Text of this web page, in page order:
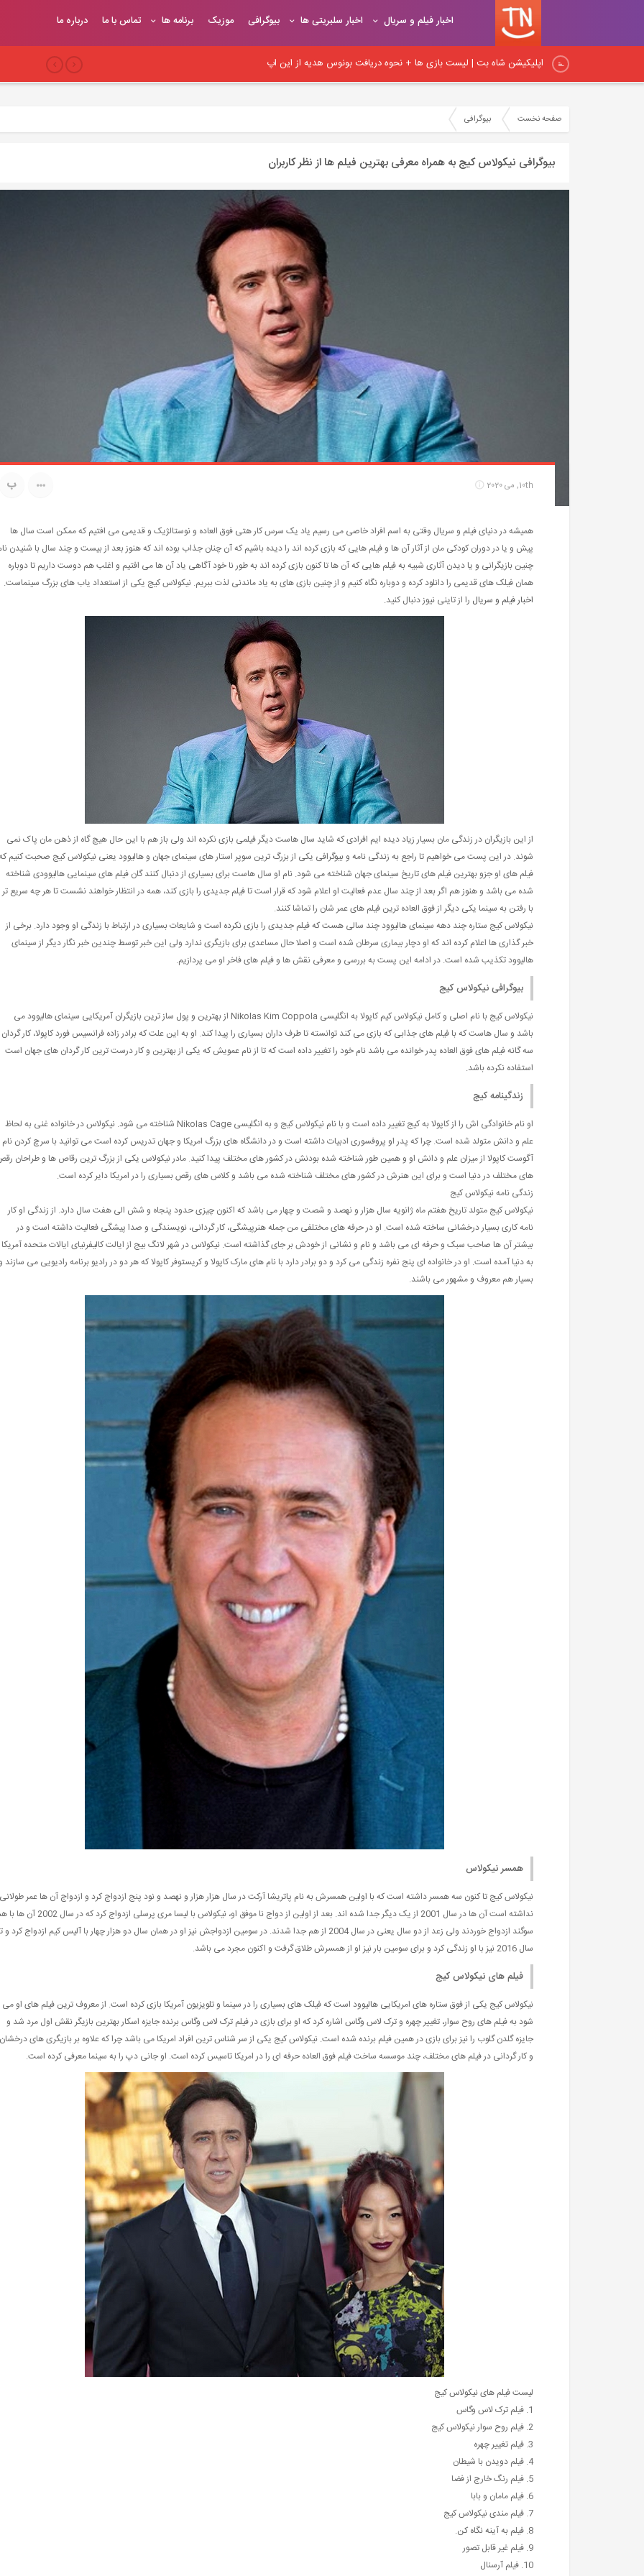
اخبار فیلم و سریال اخبار سلبریتی ها بیوگرافی موزیک برنامه ها تماس با ما درباره ما
اپلیکیشن شاه بت | لیست بازی ها + نحوه دریافت بونوس هدیه از این اپ
نکات اساسی لینک‌سازی در داخلی: راهنمای جامع برای بهبود سئو وب‌سایت
نکات مهم لینک‌سازی داخلی و آموزش اصول و روش‌های صحیح
اصول و قواعد اساسی لینک‌سازی: راهنمای کامل برای ایجاد پیوندهای موثر
صفحه نخست بیوگرافی
بیوگرافی نیکولاس کیج به همراه معرفی بهترین فیلم ها از نظر کاربران
10th, می 2020 ب
همیشه در دنیای فیلم و سریال وقتی به اسم افراد خاصی می رسیم یاد یک سرس کار هتی فوق العاده و نوستالژیک و قدیمی می افتیم که ممکن است سال ها
پیش و یا در دوران کودکی مان از آثار آن ها و فیلم هایی که بازی کرده اند را دیده باشیم که آن چنان جذاب بوده اند که هنوز بعد از بیست و چند سال با شنیدن
چنین بازیگرانی و یا دیدن آثاری شبیه به فیلم هایی که آن ها تا کنون بازی کرده اند به طور نا خود آگاهی یاد آن ها می افتیم و اغلب هم دوست داریم تا دوباره
همان فیلک های قدیمی را دانلود کرده و دوباره نگاه کنیم و از چنین بازی های به یاد ماندنی لذت ببریم. نیکولاس کیج یکی از استعداد یاب های بزرگ سینماست.
اخبار فیلم و سریال را از تاینی نیوز دنبال کنید.
از این بازیگران در زندگی مان بسیار زیاد دیده ایم افرادی که شاید سال هاست دیگر فیلمی بازی نکرده اند ولی باز هم با این حال هیچ گاه از ذهن مان پاک نمی
شوند. در این پست می خواهیم تا راجع به زندگی نامه و بیوگرافی یکی از بزرگ ترین سوپر استار های سینمای جهان و هالیوود یعنی نیکولاس کیج صحبت کنیم
فیلم های او جزو بهترین فیلم های تاریخ سینمای جهان شناخته می شود. نام او سال هاست برای بسیاری از دنبال کنند گان فیلم های سینمایی هالیوودی شناخته
شده می باشد و هنوز هم اگر بعد از چند سال عدم فعالیت او اعلام شود که قرار است تا فیلم جدیدی را بازی کند، همه در انتظار خواهند نشست تا هر چه سریع تر
با رفتن به سینما یکی دیگر از فوق العاده ترین فیلم های عمر شان را تماشا کنند.
نیکولاس کیج ستاره چند دهه سینمای هالیوود چند سالی هست که فیلم جدیدی را بازی نکرده است و شایعات بسیاری در ارتباط با زندگی او وجود دارد. برخی از
خبر گذاری ها اعلام کرده اند که او دچار بیماری سرطان شده است و اصلا حال مساعدی برای بازیگری ندارد ولی این خبر توسط چندین خبر نگار دیگر از سینمای
هالیوود تکذیب شده است. در ادامه این پست به بررسی و معرفی نقش ها و فیلم های فاخر او می پردازیم.
بیوگرافی نیکولاس کیج
نیکولاس کیج با نام اصلی و کامل نیکولاس کیم کاپولا به انگلیسی Nikolas Kim Coppola از بهترین و پول ساز ترین بازیگران آمریکایی سینمای هالیوود می
باشد و سال هاست که با فیلم های جذابی که بازی می کند توانسته تا طرف داران بسیاری را پیدا کند. او به این علت که برادر زاده فرانسیس فورد کاپولا، کار گردان
سه گانه فیلم های فوق العاده پدر خوانده می باشد نام خود را تغییر داده است که تا از نام عمویش که یکی از بهترین و کار درست ترین کار گردان های جهان است
استفاده نکرده باشد.
زندگینامه کیج
او نام خانوادگی اش را از کاپولا به کیج تغییر داده است و با نام نیکولاس کیج و به انگلیسی Nikolas Cage شناخته می شود. نیکولاس در خانواده غنی به لحاظ
علم و دانش متولد شده است. چرا که پدر او پروفسوری ادبیات داشته است و در دانشگاه های بزرگ امریکا و جهان تدریس کرده است می توانید با سرچ کردن نام
آگوست کاپولا از میزان علم و دانش او و همین طور شناخته شده بودنش در کشور های مختلف پیدا کنید. مادر نیکولاس یکی از بزرگ ترین رقاص ها و طراحان
های مختلف در دنیا است و برای این هنرش در کشور های مختلف شناخته شده می باشد و کلاس های رقص بسیاری را در امریکا دایر کرده است.
زندگی نامه نیکولاس کیج
نیکولاس کیج متولد تاریخ هفتم ماه ژانویه سال هزار و نهصد و شصت و چهار می باشد که اکنون چیزی حدود پنجاه و شش الی هفت سال دارد. از زندگی او کار
نامه کاری بسیار درخشانی ساخته شده است. او در حرفه های مختلفی من جمله هنرپیشگی، کار گردانی، نویسندگی و صدا پیشگی فعالیت داشته است و در
بیشتر آن ها صاحب سبک و حرفه ای می باشد و نام و نشانی از خودش بر جای گذاشته است. نیکولاس در شهر لانگ بیج از ایالت کالیفرنیای ایالات متحده آمریکا
به دنیا آمده است. او در خانواده ای پنج نفره زندگی می کرد و دو برادر دارد با نام های مارک کاپولا و کریستوفر کاپولا که هر دو در رادیو برنامه رادیویی می سازند
بسیار هم معروف و مشهور می باشند.
همسر نیکولاس
نیکولاس کیج تا کنون سه همسر داشته است که با اولین همسرش به نام پاتریشا آرکت در سال هزار هزار و نهصد و نود پنج ازدواج کرد و ازدواج آن ها عمر طولانی
نداشته است آن ها در سال 2001 از یک دیگر جدا شده اند. بعد از اولین از دواج نا موفق او، نیکولاس با لیسا مری پرسلی ازدواج کرد که در
سوگند ازدواج خوردند ولی زعد از دو سال یعنی در سال 2004 از هم جدا شدند. در سومین ازدواجش نیز او در همان سال دو هزار چهار با آلیس کیم ازدواج کرد و
سال 2016 نیز با او زندگی کرد و برای سومین بار نیز او از همسرش طلاق گرفت و اکنون مجرد می باشد.
فیلم های نیکولاس کیج
نیکولاس کیج یکی از فوق ستاره های امریکایی هالیوود است که فیلک های بسیاری را در سینما و تلویزیون آمریکا بازی کرده است. از معروف ترین فیلم های او می
شود به فیلم های روح سوار، تغییر چهره و ترک لاس وگاس اشاره کرد که او برای بازی در فیلم ترک لاس وگاس برنده جایزه اسکار بهترین بازیگر نقش اول مرد شد و
جایزه گلدن گلوب را نیز برای بازی در همین فیلم برنده شده است. نیکولاس کیج یکی از سر شناس ترین افراد امریکا می باشد چرا که علاوه بر بازیگری های درخشان
و کار گردانی در فیلم های مختلف، چند موسسه ساخت فیلم فوق العاده حرفه ای را در امریکا تاسیس کرده است. او جانی دپ را به سینما معرفی کرده است.
لیست فیلم های نیکولاس کیج
1. فیلم ترک لاس وگاس
2. فیلم روح سوار نیکولاس کیج
3. فیلم تغییر چهره
4. فیلم دویدن با شیطان
5. فیلم رنگ خارج از فضا
6. فیلم مامان و بابا
7. فیلم مندی نیکولاس کیج
8. فیلم به آینه نگاه کن.
9. فیلم غیر قابل تصور
10. فیلم آرسنال